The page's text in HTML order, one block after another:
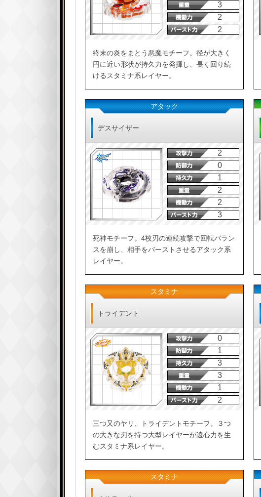
3
2
2
終末の炎をまとう悪魔モチーフ。径が大きく
円に近い形状が持久力を発揮し、長く回り続
けるスタミナ系レイヤー。
アタック
デスサイザー
2
0
1
2
2
3
死神モチーフ。4枚刃の連続攻撃で回転バラン
スを崩し、相手をバーストさせるアタック系
レイヤー。
スタミナ
トライデント
0
1
3
3
1
2
三つ又のヤリ、トライデントモチーフ。３つ
の大きな刃を持つ大型レイヤーが遠心力を生
むスタミナ系レイヤー。
スタミナ